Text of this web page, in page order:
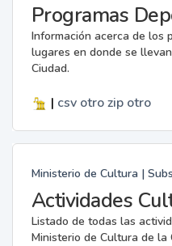
Programas
Información acerca de los
lugares en donde se
Ciudad.
| csv otro zip otro
Ministerio de Cultura |
Actividades
Listado de todas las
Ministerio de Cultura de la